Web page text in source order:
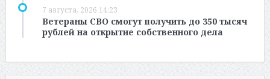
7 августа, 2026 14:23
Ветераны СВО смогут получить до 350 тысяч
рублей на открытие собственного дела